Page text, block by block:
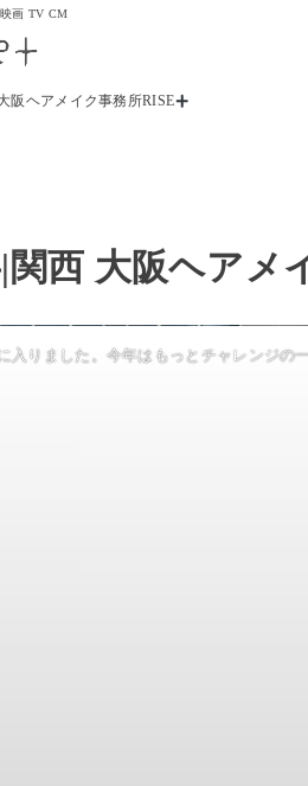
画 TV CM
阪ヘアメイク事務所RISE
関西 大阪ヘアメ
りました。今年はもっとチャレンジの